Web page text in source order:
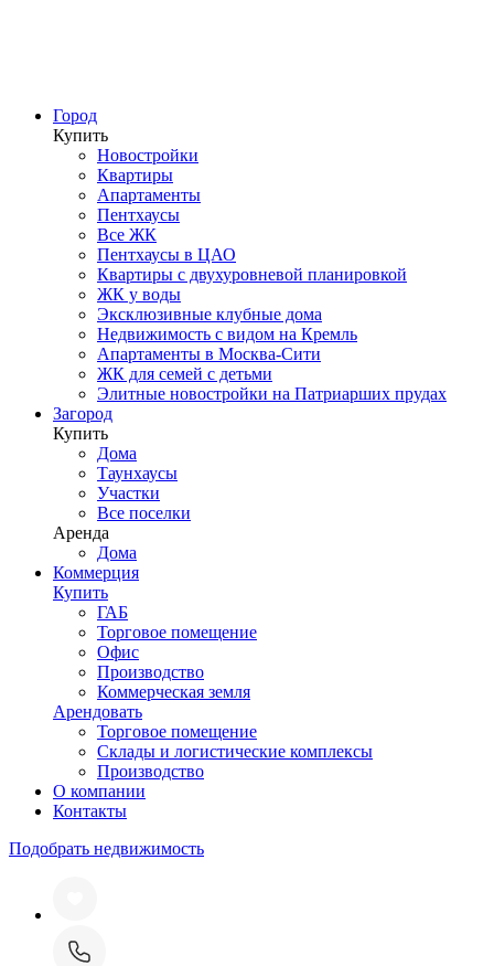
Город
Купить
Новостройки
Квартиры
Апартаменты
Пентхаусы
Все ЖК
Пентхаусы в ЦАО
Квартиры с двухуровневой планировкой
ЖК у воды
Эксклюзивные клубные дома
Недвижимость с видом на Кремль
Апартаменты в Москва-Сити
ЖК для семей с детьми
Элитные новостройки на Патриарших прудах
Загород
Купить
Дома
Таунхаусы
Участки
Все поселки
Аренда
Дома
Коммерция
Купить
ГАБ
Торговое помещение
Офис
Производство
Коммерческая земля
Арендовать
Торговое помещение
Склады и логистические комплексы
Производство
О компании
Контакты
Подобрать недвижимость